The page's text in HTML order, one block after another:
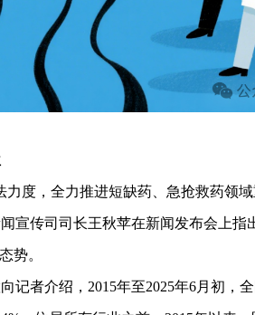
力度，全力推进短缺药、急抢救药领
宣传司司长王秋苹在新闻发布会上指
势。
记者介绍，2015年至2025年6月初，